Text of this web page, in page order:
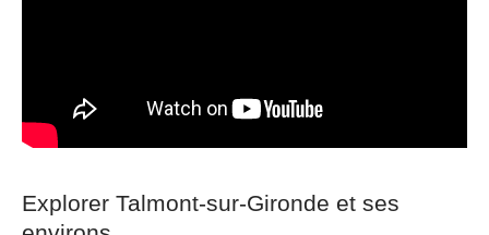
Explorer Talmont-sur-Gironde et ses